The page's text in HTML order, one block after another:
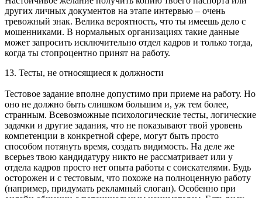
других личных документов на этапе интервью – очень
тревожный знак. Велика вероятность, что ты имеешь дело с
мошенниками. В нормальных организациях такие данные
может запросить исключительно отдел кадров и только тогда,
когда ты стопроцентно принят на работу.
13. Тесты, не относящиеся к должности
Тестовое задание вполне допустимо при приеме на работу. Но
оно не должно быть слишком большим и, уж тем более,
странным. Всевозможные психологические тесты, логические
задачки и другие задания, что не показывают твой уровень
компетенции в конкретной сфере, могут быть просто
способом потянуть время, создать видимость. На деле же
всерьез твою кандидатуру никто не рассматривает или у
отдела кадров просто нет опыта работы с соискателями. Будь
осторожен и с тестовым, что похоже на полноценную работу
(например, придумать рекламный слоган). Особенно при